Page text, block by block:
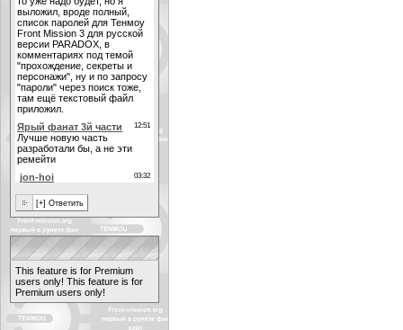
This feature is for Premium
users only! This feature is for
Premium users only!